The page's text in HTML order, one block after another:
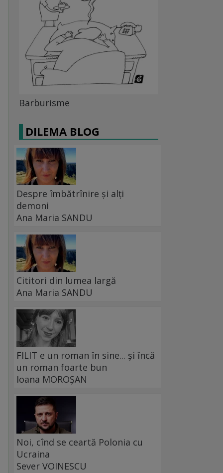
Barburisme
DILEMA BLOG
Despre îmbătrînire și alți
demoni
Ana Maria SANDU
Cititori din lumea largă
Ana Maria SANDU
FILIT e un roman în sine... și încă
un roman foarte bun
Ioana MOROȘAN
Noi, cînd se ceartă Polonia cu
Ucraina
Sever VOINESCU